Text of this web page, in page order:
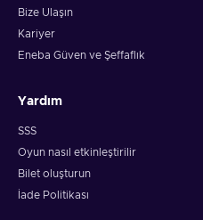
Bize Ulaşın
Kariyer
Eneba Güven ve Şeffaflık
Yardım
SSS
Oyun nasıl etkinleştirilir
Bilet oluşturun
İade Politikası